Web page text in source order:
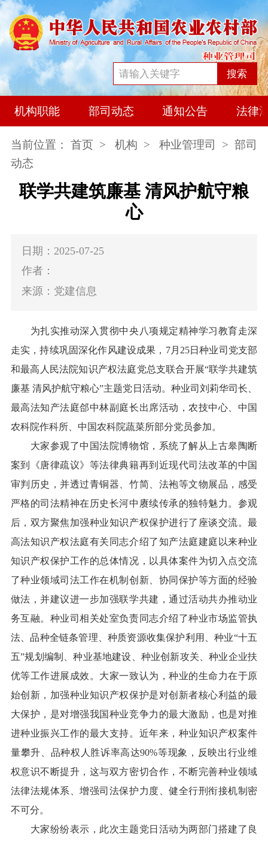
搜索
机构职能 部司动态 通知公告 法律
当前位置： 首页 > 机构 > 种业管理司
> 部司
动态
联学共建筑廉基 清风护航守粮
心
日期：2025-07-25
作者：
来源：党建信息
为扎实推动深入贯彻中央八项规定精神学习教育走深
走实，持续巩固深化作风建设成果，7月25日种业司党支部
和最高人民法院知识产权法庭党总支联合开展“联学共建筑
廉基 清风护航守粮心”主题党日活动。种业司刘莉华司长、
最高法知产法庭郃中林副庭长出席活动，农技中心、中国
农科院作科所、中国农科院蔬菜所部分党员参加。
大家参观了中国法院博物馆，系统了解从上古皋陶断
案到《唐律疏议》等法律典籍再到近现代司法改革的中国
审判历史，并透过青铜器、竹简、法袍等文物展品，感受
严格的司法精神在历史长河中赓续传承的独特魅力。参观
后，双方聚焦加强种业知识产权保护进行了座谈交流。最
高法知识产权法庭有关同志介绍了知产法庭建庭以来种业
知识产权保护工作的总体情况，以具体案件为切入点交流
了种业领域司法工作在机制创新、协同保护等方面的经验
做法，并建议进一步加强联学共建，通过活动共办推动业
务互融。种业司相关处室负责同志介绍了种业市场监管执
法、品种全链条管理、种质资源收集保护利用、种业“十五
五”规划编制、种业基地建设、种业创新攻关、种业企业扶
优等工作进展成效。大家一致认为，种业的生命力在于原
始创新，加强种业知识产权保护是对创新者核心利益的最
大保护，是对增强我国种业竞争力的最大激励，也是对推
进种业振兴工作的最大支持。近年来，种业知识产权案件
量攀升、品种权人胜诉率高达90%等现象，反映出行业维
权意识不断提升，这与双方密切合作，不断完善种业领域
法律法规体系、增强司法保护力度、健全行刑衔接机制密
不可分。​
大家纷纷表示，此次主题党日活动为两部门搭建了良